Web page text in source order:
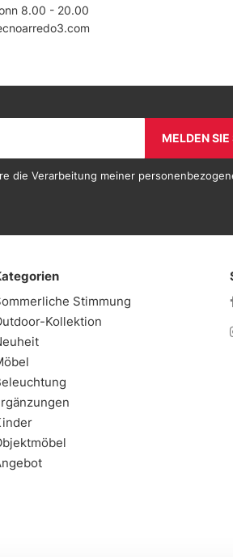
8.00 - 20.00
MELDEN SIE
die Verarbeitung meiner
Stimmung
Kollektion